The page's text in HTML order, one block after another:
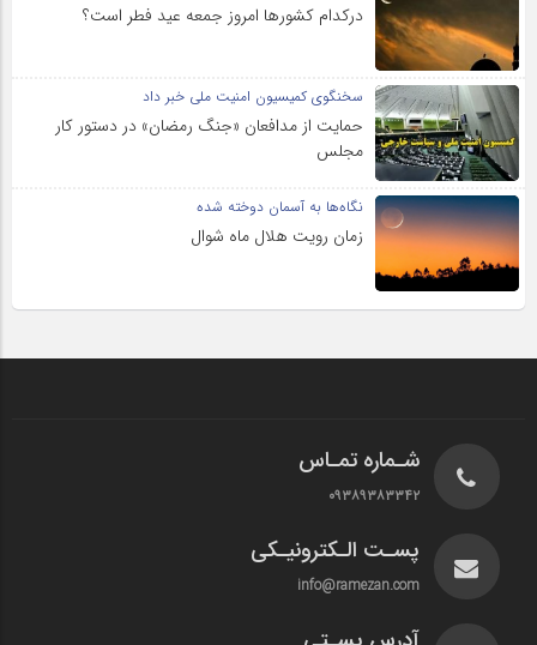
درکدام کشورها امروز جمعه عید فطر است؟
سخنگوی کمیسیون امنیت ملی خبر داد
حمایت از مدافعان «جنگ رمضان» در دستور کار
مجلس
نگاه‌ها به آسمان دوخته شده
زمان رویت هلال ماه شوال
شـماره تمـاس
۰۹۳۸۹۳۸۳۳۴۲
پسـت الـکترونیـکی
info@ramezan.com